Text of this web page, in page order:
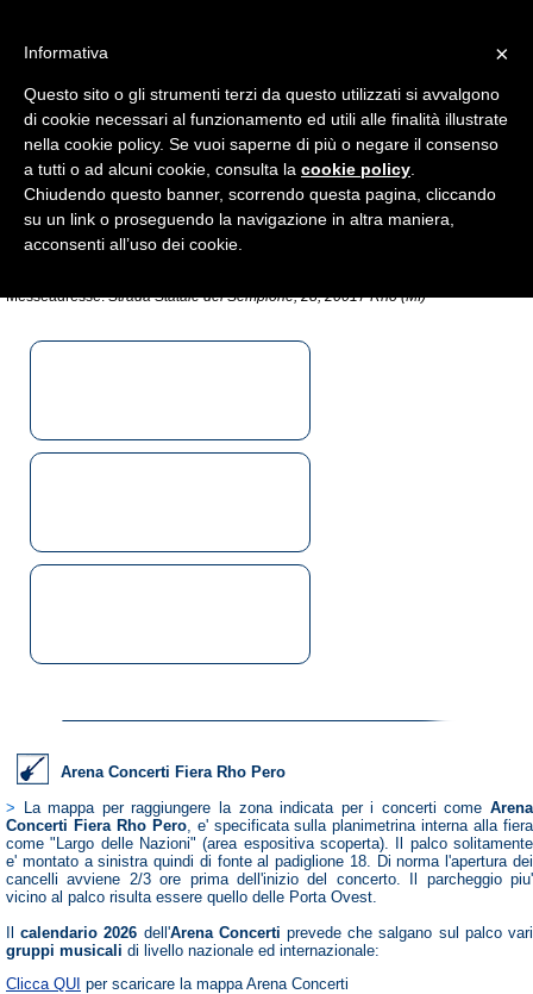
Hier unten finden Sie alle nötige Hinweise, um die
Messeadresse:Strada Statale del Sempione, 28, 20017 Rho (MI)
Arena Concerti Fiera Rho Pero
>
La mappa per raggiungere la zona indicata per i concerti comeArena
Concerti Fiera Rho Pero, e' specificata sulla planimetrina interna alla fiera
come "Largo delle Nazioni" (area espositiva scoperta). Il palco solitamente
e' montato a sinistra quindi di fonte al padiglione 18. Di norma l'apertura dei
cancelli avviene 2/3 ore prima dell'inizio del concerto. Il parcheggio piu'
vicino al palco risulta essere quello delle Porta Ovest.
Ilcalendario 2026 dell'Arena Concerti prevede che salgano sul palco vari
gruppi musicali di livello nazionale ed internazionale:
Clicca QUI per scaricare la mappa Arena Concerti
×
Informativa
Questo sito o gli strumenti terzi da questo utilizzati si avvalgono
di cookie necessari al funzionamento ed utili alle finalità illustrate
nella cookie policy. Se vuoi saperne di più o negare il consenso
a tutti o ad alcuni cookie, consulta la cookie policy
Chiudendo questo banner, scorrendo questa pagina, cliccando
su un link o proseguendo la navigazione in altra maniera,
acconsenti all’uso dei cookie.